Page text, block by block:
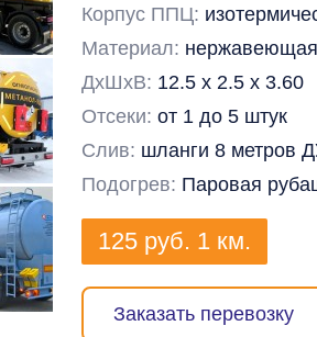
Корпус ППЦ:
Материал:
ДхШхВ: 12.5 х 2.5 х 3.60
Отсеки: от 1 до 5 штук
Слив: шланги 8 метров
Подогрев: Паровая
125 руб. 1 км.
Заказать перевозку